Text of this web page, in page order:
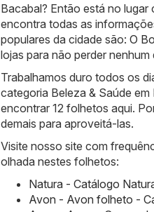
Bacabal? Então está no lugar
encontra todas as
populares da cidade são: O
lojas para não perder
Trabalhamos duro todos os
categoria Beleza & Saúde
encontrar 12 folhetos aqui.
demais para aproveitá-las.
Visite nosso site com
olhada nestes folhetos:
Natura - Catálogo
Avon - Avon folheto -